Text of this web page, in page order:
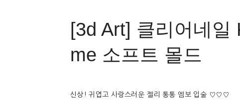
[3d Art] 클리어네일
me 소프트 몰드
신상! 귀엽고 사랑스러운 젤리 통통 엠보 입술 ♡♡♡